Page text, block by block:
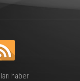
haber